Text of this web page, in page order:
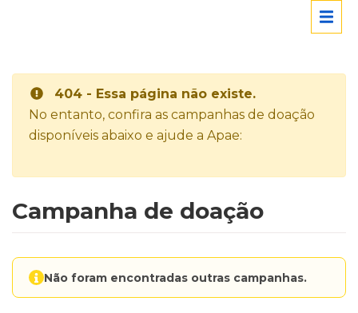
404 - Essa página não existe.
No entanto, confira as campanhas de doação
disponíveis abaixo e ajude a Apae:
Campanha de doação
Não foram encontradas outras campanhas.